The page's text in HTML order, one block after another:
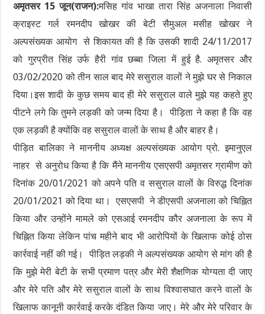
अमृतसर 15 जून(राजन):मसिह गांव भाखा तारा सिंह अजनाला निवासी
क्राइस्ट गर्ल रमनदीप खोखर की बेटी सैमुअल मसीह खोखर ने
अल्पसंख्यक आयोग से शिकायत की है कि उसकी शादी 24/11/2017
को गुरप्रीत सिंह उर्फ ​​हैरी गांव छब्बा जिला में हुई है. अमृतसर और
03/02/2020 को तीन साल बाद मेरे ससुराल वालों ने मुझे घर से निकाल
दिया।इस शादी के कुछ समय बाद ही मेरे ससुराल वाले मुझे यह कहते हुए
पीटने लगे कि तुमने लड़की को जन्म दिया है। पीड़िता ने कहा है कि वह
एक लड़की है क्योंकि वह ससुराल वालों के साथ है और बाहर है।
पीड़ित बालिका ने माननीय अध्यक्ष अल्पसंख्यक आयोग प्रो. इमानुएल
नाहर से अनुरोध किया है कि मैंने माननीय एसएसपी अमृतसर ग्रामीण को
दिनांक 20/01/2021 को अपने पति व ससुराल वालों के विरुद्ध दिनांक
20/01/2021 को दिया था। एसएसपी ने डीएसपी अजनाला को चिह्नित
किया और उन्होंने मामले को एसआई रमनदीप कौर अजनाला के रूप में
चिह्नित किया लेकिन पांच महीने बाद भी आरोपियों के खिलाफ कोई ठोस
कार्रवाई नहीं की गई। पीड़ित लड़की ने अल्पसंख्यक आयोग से मांग की है
कि मुझे मेरी बेटी के सभी प्रमाण पत्र और मेरी शैक्षणिक योग्यता दी जाए
और मेरे पति और मेरे ससुराल वालों के साथ विश्वासघात करने वालों के
खिलाफ कानूनी कार्रवाई करके दंडित किया जाए। मेरे और मेरे परिवार के